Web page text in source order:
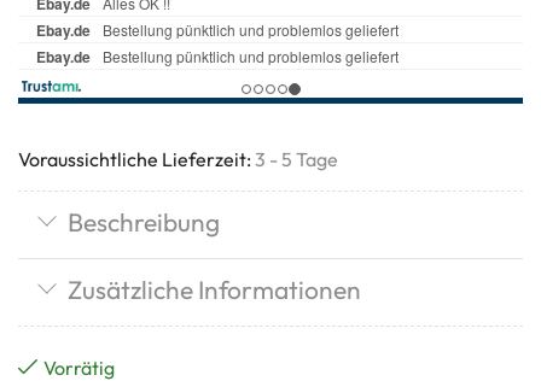
Voraussichtliche Lieferzeit: 3 - 5 Tage
Beschreibung
Zusätzliche Informationen
Vorrätig